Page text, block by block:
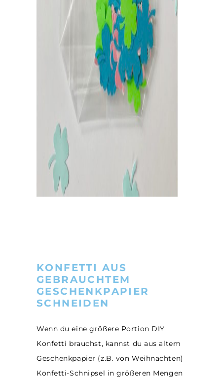
KONFETTI AUS
GEBRAUCHTEM
GESCHENKPAPIER
SCHNEIDEN
Wenn du eine größere Portion DIY
Konfetti brauchst, kannst du aus altem
Geschenkpapier (z.B. von Weihnachten)
Konfetti-Schnipsel in größeren Mengen